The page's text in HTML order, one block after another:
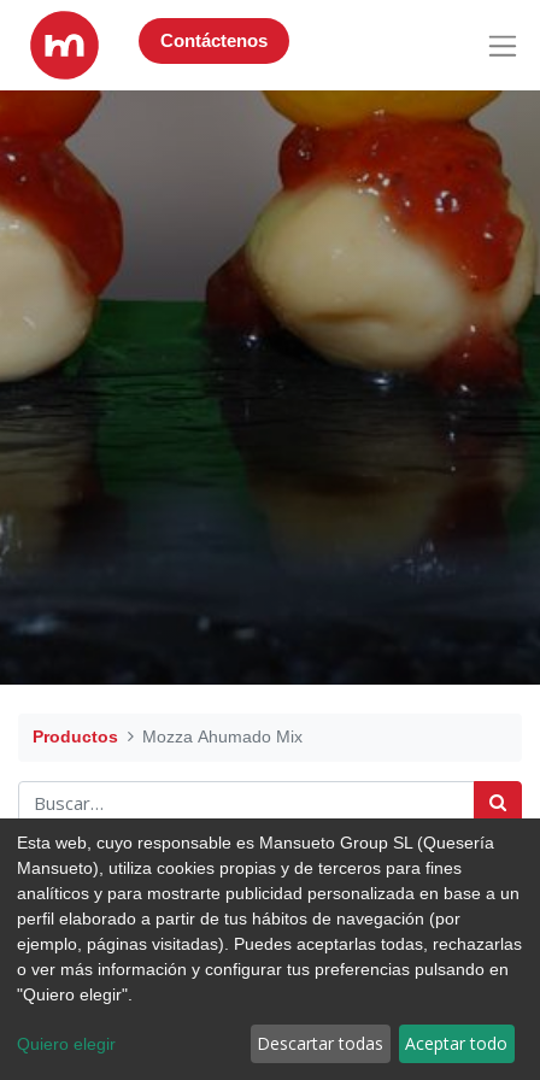
Contáctenos
Productos Mozza Ahumado Mix
Esta web, cuyo responsable es Mansueto Group SL (Quesería
Mansueto), utiliza cookies propias y de terceros para fines
analíticos y para mostrarte publicidad personalizada en base a un
perfil elaborado a partir de tus hábitos de navegación (por
ejemplo, páginas visitadas). Puedes aceptarlas todas, rechazarlas
o ver más información y configurar tus preferencias pulsando en
"Quiero elegir".
Quiero elegir Descartar todas Aceptar todo